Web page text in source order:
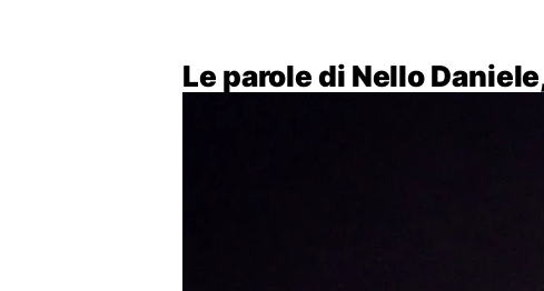
Le parole di Nello